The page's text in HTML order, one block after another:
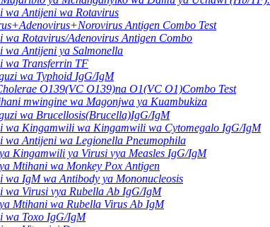
wa Antijeni wa Rotavirus
Antigen Combo Test
wa Rotavirus/Adenovirus Antigen Combo
wa Antijeni ya Salmonella
wa Transferrin TF
wa Typhoid IgG/IgM
O139(VC O139)na O1(VC O1)Combo Test
mwingine wa Magonjwa ya Kuambukiza
wa Brucellosis(Brucella)IgG/IgM
wa Kingamwili wa Kingamwili wa Cytomegalo IgG/IgM
wa Antijeni wa Legionella Pneumophila
Kingamwili ya Virusi vya Measles IgG/IgM
Mtihani wa Monkey Pox Antigen
wa IgM wa Antibody ya Mononucleosis
wa Virusi vya Rubella Ab IgG/IgM
Mtihani wa Rubella Virus Ab IgM
wa Toxo IgG/IgM